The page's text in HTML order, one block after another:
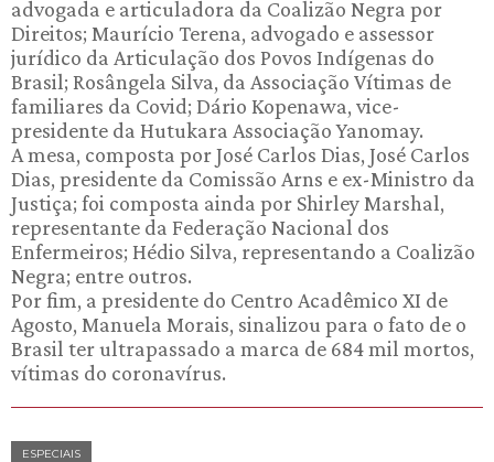
advogada e articuladora da Coalizão Negra por
Direitos; Maurício Terena, advogado e assessor
jurídico da Articulação dos Povos Indígenas do
Brasil; Rosângela Silva, da Associação Vítimas de
familiares da Covid; Dário Kopenawa, vice-
presidente da Hutukara Associação Yanomay.
A mesa, composta por José Carlos Dias, José Carlos
Dias, presidente da Comissão Arns e ex-Ministro da
Justiça; foi composta ainda por Shirley Marshal,
representante da Federação Nacional dos
Enfermeiros; Hédio Silva, representando a Coalizão
Negra; entre outros.
Por fim, a presidente do Centro Acadêmico XI de
Agosto, Manuela Morais, sinalizou para o fato de o
Brasil ter ultrapassado a marca de 684 mil mortos,
vítimas do coronavírus.
ESPECIAIS